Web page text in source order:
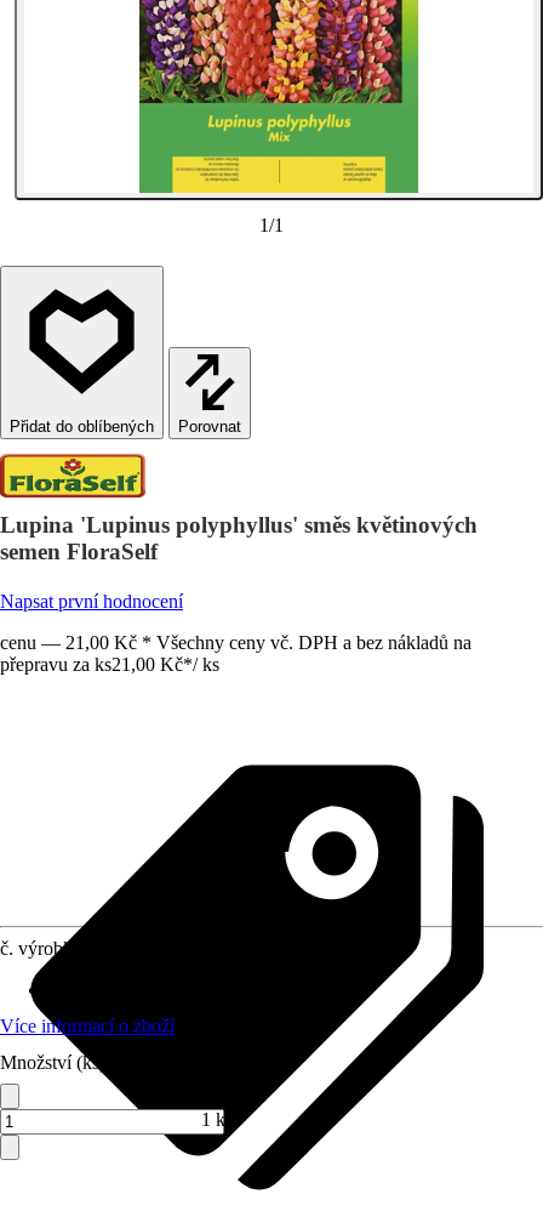
1/1
Porovnat
Lupina 'Lupinus polyphyllus' směs květinových
semen FloraSelf
Napsat první hodnocení
cenu — 21,00 Kč * Všechny ceny vč. DPH a bez nákladů na
přepravu za ks21,00 Kč*/ ks
č. výrobku
Více informací o zboží
Množství (ks)
1 ks